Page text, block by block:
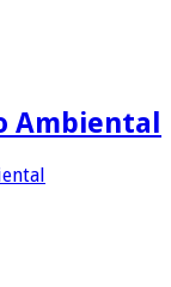
Ambiental